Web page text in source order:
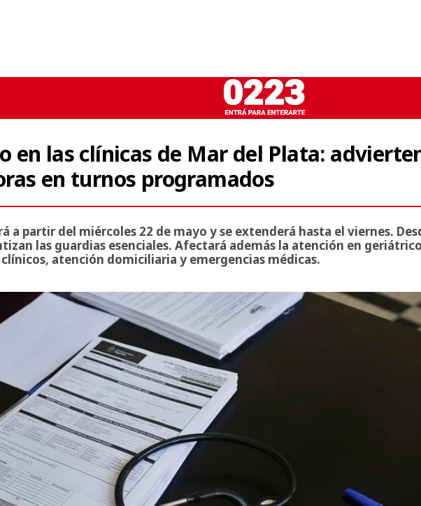
en las clínicas de Mar del Plata:
en turnos programados
a partir del miércoles 22 de mayo y se extenderá hasta el viernes.
las guardias esenciales. Afectará además la atención en
atención domiciliaria y emergencias médicas.